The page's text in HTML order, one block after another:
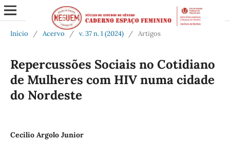
Início / Acervo / v. 37 n. 1 (2024) / Artigos
Repercussões Sociais no Cotidiano
de Mulheres com HIV numa cidade
do Nordeste
Cecilio Argolo Junior